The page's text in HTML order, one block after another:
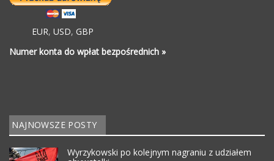
EUR, USD, GBP
Numer konta do wpłat bezpośrednich »
NAJNOWSZE POSTY
Wyrzykowski po kolejnym nagraniu z udziałem